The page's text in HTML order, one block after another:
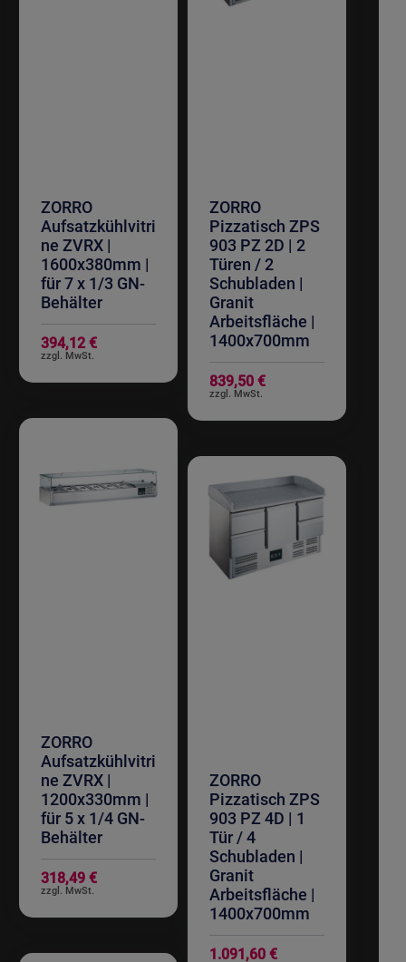
ZORRO
Aufsatzkühlvitri
ne ZVRX |
1600x380mm |
für 7 x 1/3 GN-
Behälter
394,12 €
ZORRO
Aufsatzkühlvitri
ne ZVRX |
1200x330mm |
für 5 x 1/4 GN-
Behälter
318,49 €
ZORRO
Pizzatisch ZPS
903 PZ 2D | 2
Türen / 2
Schubladen |
Granit
Arbeitsfläche |
1400x700mm
839,50 €
ZORRO
Pizzatisch ZPS
903 PZ 4D | 1
Tür / 4
Schubladen |
Granit
Arbeitsfläche |
1400x700mm
1.091,60 €